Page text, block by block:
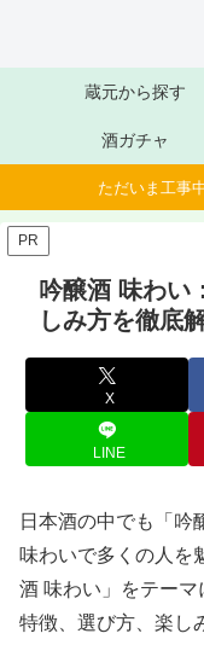
蔵元から探す
酒ガチャ
ただいま工事
PR
吟醸酒 味わい
しみ方を徹底
X
LINE
日本酒の中でも「吟
味わいで多くの人を
酒 味わい」をテー
特徴、選び方、楽し